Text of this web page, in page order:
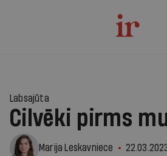
Labsajūta
Cilvēki pirms
Marija Leskavniece